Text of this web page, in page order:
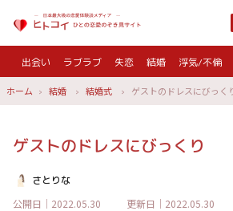
出会い ラブラブ 失恋 結婚 浮気/不倫
ホーム 結婚 結婚式 ゲストのドレスにびっく
ゲストのドレスにびっくり
さとりな
公開日｜2022.05.30
更新日｜2022.05.30